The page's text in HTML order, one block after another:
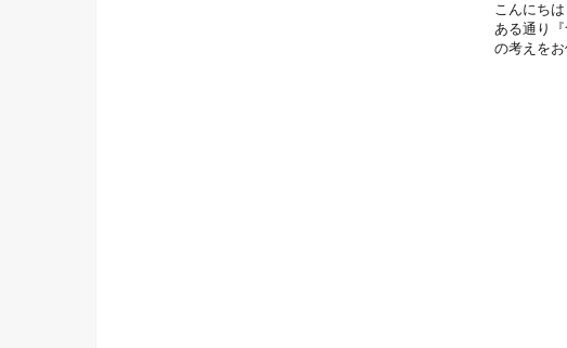
こんにち
ある通り
の考えを